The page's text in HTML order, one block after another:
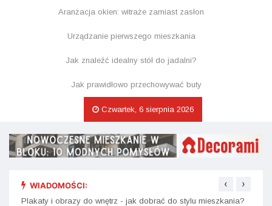
Aranżacja okien: witraże zamiast zasłon
Urządzanie pierwszego mieszkania
Jak znaleźć idealny stół do jadalni?
Jak prawidłowo przechowywać buty
Czwartek, 6 sierpnia 2026
WIADOMOŚCI:
Plakaty i obrazy do wnętrz - jak dobrać do stylu mieszkania?
‹ ›